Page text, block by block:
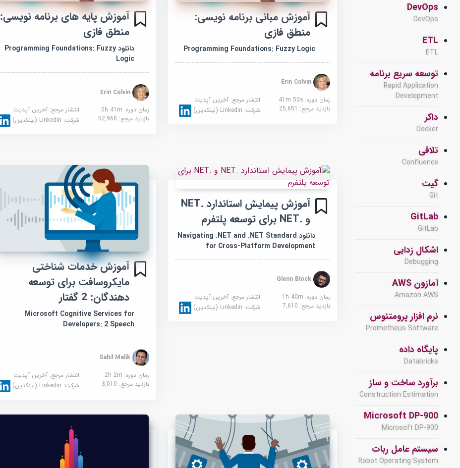
DevOps
DevOps
ETL
ETL
توسعه سریع برنامه
Rapid Application
Development
داکر
Docker
تلاقی
Confluence
گیت
Git
GitLab
GitLab
اشکال زدایی
Debugging
آمازون AWS
Amazon AWS
نرم افزار پرومتئوس
Prometheus Software
پایگاه داده
Databricks
برآورد ساخت و ساز
Construction Estimation
Microsoft DP-900
Microsoft DP-900
سیستم عامل ربات
Robot Operating System
آموزش مبانی برنامه نویسی:
منطق فازی
Programming Foundations: Fuzzy Logic
زمان دوره: 41m 50s
انتشار مرجع: آخرین آپدیت
بازدید مرجع: 25,651 شرکت: Linkedin (لینکدین)
آموزش پایه های برنامه نویسی:
منطق فازی
دانلود Programming Foundations: Fuzzy
Logic
Erin Colvin
زمان دوره: 0h 41m
انتشار مرجع: آخرین آپدیت
بازدید مرجع: 52,968 شرکت: Linkedin (لینکدین)
آموزش پیمایش استاندارد .NET
و .NET برای توسعه پلتفرم
دانلود Navigating .NET and .NET Standard
for Cross-Platform Development
زمان دوره: 1h 40m
انتشار مرجع: آخرین آپدیت
بازدید مرجع: 7,610 شرکت: Linkedin (لینکدین)
آموزش خدمات شناختی
مایکروسافت برای توسعه
دهندگان: 2 گفتار
Microsoft Cognitive Services for
Developers: 2 Speech
Sahil Malik
زمان دوره: 2h 2m
انتشار مرجع: آخرین آپدیت
بازدید مرجع: 3,010 شرکت: Linkedin (لینکدین)